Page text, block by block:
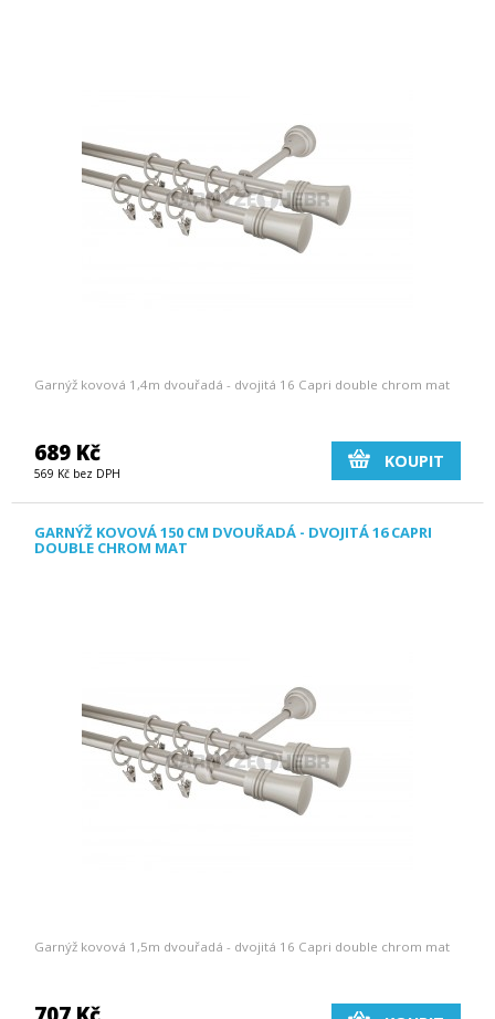
Garnýž kovová 1,4m dvouřadá - dvojitá 16 Capri double chrom mat
689 Kč
569 Kč bez DPH
KOUPIT
GARNÝŽ KOVOVÁ 150 CM DVOUŘADÁ - DVOJITÁ 16 CAPRI
DOUBLE CHROM MAT
Garnýž kovová 1,5m dvouřadá - dvojitá 16 Capri double chrom mat